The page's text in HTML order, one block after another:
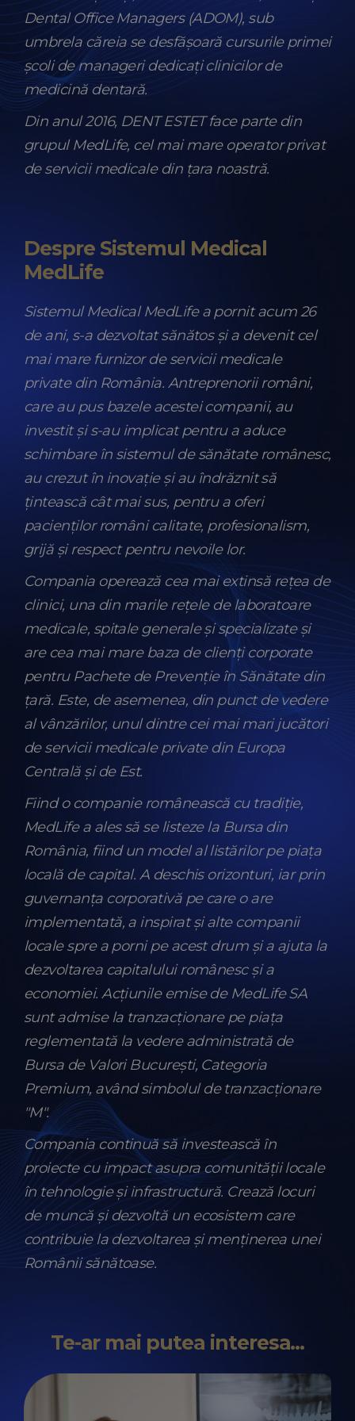
Dental Office Managers (ADOM), sub
umbrela căreia se desfășoară cursurile primei
școli de manageri dedicați clinicilor de
medicină dentară.
Din anul 2016, DENT ESTET face parte din
grupul MedLife, cel mai mare operator privat
de servicii medicale din țara noastră.
Despre Sistemul Medical
MedLife
Sistemul Medical MedLife a pornit acum 26
de ani, s-a dezvoltat sănătos și a devenit cel
mai mare furnizor de servicii medicale
private din România. Antreprenorii români,
care au pus bazele acestei companii, au
investit și s-au implicat pentru a aduce
schimbare în sistemul de sănătate românesc,
au crezut în inovație și au îndrăznit să
țintească cât mai sus, pentru a oferi
pacienților români calitate, profesionalism,
grijă și respect pentru nevoile lor.
Compania operează cea mai extinsă reţea de
clinici, una din marile reţele de laboratoare
medicale, spitale generale şi specializate şi
are cea mai mare baza de clienţi corporate
pentru Pachete de Prevenţie în Sănătate din
ţară. Este, de asemenea, din punct de vedere
al vânzărilor, unul dintre cei mai mari jucători
de servicii medicale private din Europa
Centrală și de Est.
Fiind o companie românească cu tradiție,
MedLife a ales să se listeze la Bursa din
România, fiind un model al listărilor pe piața
locală de capital. A deschis orizonturi, iar prin
guvernanța corporativă pe care o are
implementată, a inspirat și alte companii
locale spre a porni pe acest drum și a ajuta la
dezvoltarea capitalului românesc și a
economiei. Acțiunile emise de MedLife SA
sunt admise la tranzacționare pe piața
reglementată la vedere administrată de
Bursa de Valori București, Categoria
Premium, având simbolul de tranzacționare
″M″.
Compania continuă să investească în
proiecte cu impact asupra comunității locale
în tehnologie și infrastructură. Crează locuri
de muncă și dezvoltă un ecosistem care
contribuie la dezvoltarea și menținerea unei
Românii sănătoase.
Te-ar mai putea interesa...